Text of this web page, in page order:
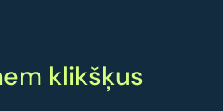
klikšķus